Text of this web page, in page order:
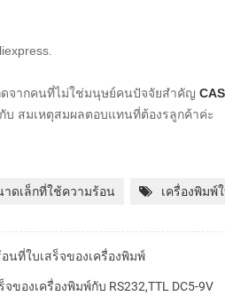
ดจากคนที่ไม่ใช่มนุษย์คนปัจจัยสำคัญ
บ สมเหตุสมผลตอบแทนที่ต้องรลูกค้าค่ะ
าดเล็กที่ใช้ความร้อน เครื่องพิมพ์
นที่ใบเสร็จของเครื่องพิมพ์
องเครื่องพิมพ์กับ RS232,TTL DC5-9V